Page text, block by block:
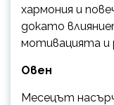
хармония и
докато
мотивацията
Овен
Месецът